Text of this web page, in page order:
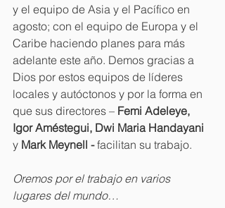
y el equipo de Asia y el Pacífico en
agosto; con el equipo de Europa y el
Caribe haciendo planes para más
adelante este año. Demos gracias a
Dios por estos equipos de líderes
locales y autóctonos y por la forma en
que sus directores – Femi Adeleye,
Igor Améstegui, Dwi Maria Handayani
y Mark Meynell - facilitan su trabajo.
Oremos por el trabajo en varios
lugares del mundo…